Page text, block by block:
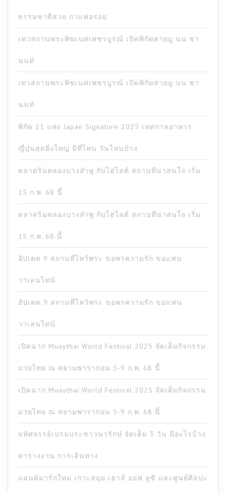
ธรรมชาติสวย กาแฟอร่อย
เทวสถานพระพิฆเนศเพชรบูรณ์ เปิดพิกัดสายมู นน ชา
นนท์
เทวสถานพระพิฆเนศเพชรบูรณ์ เปิดพิกัดสายมู นน ชา
นนท์
พิกัด 21 แห่ง Japan Signature 2025 เทศกาลอาหาร
ญี่ปุ่นสุดยิ่งใหญ่ มีที่ไหน วันไหนบ้าง
ตลาดริมคลองบางลำพู กับไฮไลต์ สถานที่น่าสนใจ เริ่ม
15 ก.พ. 68 นี้
ตลาดริมคลองบางลำพู กับไฮไลต์ สถานที่น่าสนใจ เริ่ม
15 ก.พ. 68 นี้
อัปเดต 9 สถานที่ไหว้พระ ขอพรความรัก ขอแฟน
วาเลนไทน์
อัปเดต 9 สถานที่ไหว้พระ ขอพรความรัก ขอแฟน
วาเลนไทน์
เปิดฉาก Muaythai World Festival 2025 จัดเต็มกิจกรรม
มวยไทย ณ สยามพารากอน 5-9 ก.พ. 68 นี้
เปิดฉาก Muaythai World Festival 2025 จัดเต็มกิจกรรม
มวยไทย ณ สยามพารากอน 5-9 ก.พ. 68 นี้
มหัศจรรย์เปรมประชาวนารักษ์ จัดเต็ม 3 วัน มีอะไรบ้าง
ตารางงาน การเดินทาง
แลนด์มาร์กใหม่ เกาะสมุย เฮาส์ ออฟ ลูซี และศูนย์ศิลปะ